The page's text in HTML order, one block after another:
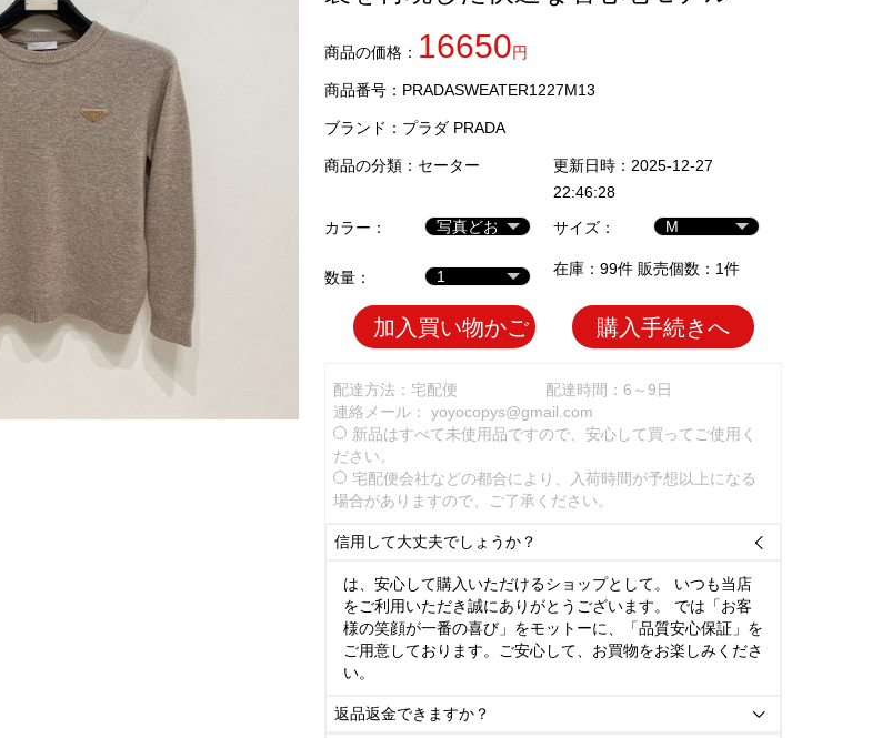
商品の価格： 16650円
商品番号：PRADASWEATER1227M13
ブランド： プラダ PRADA
商品の分類： セーター
更新日時：2025-12-27
22:46:28
カラー：
サイズ：
数量： 在庫：99件 販売個数：1件
加入買い物かご 購入手続きへ
配達方法：宅配便
配達時間：6～9日
連絡メール： yoyocopys@gmail.com
新品はすべて未使用品ですので、安心して買ってご使用く
ださい。
宅配便会社などの都合により、入荷時間が予想以上になる
場合がありますので、ご了承ください。
信用して大丈夫でしょうか？ 
は、安心して購入いただけるショップとして。 いつも当店
をご利用いただき誠にありがとうございます。 では「お客
様の笑顔が一番の喜び」をモットーに、「品質安心保証」を
ご用意しております。ご安心して、お買物をお楽しみくださ
い。
返品返金できますか？ 